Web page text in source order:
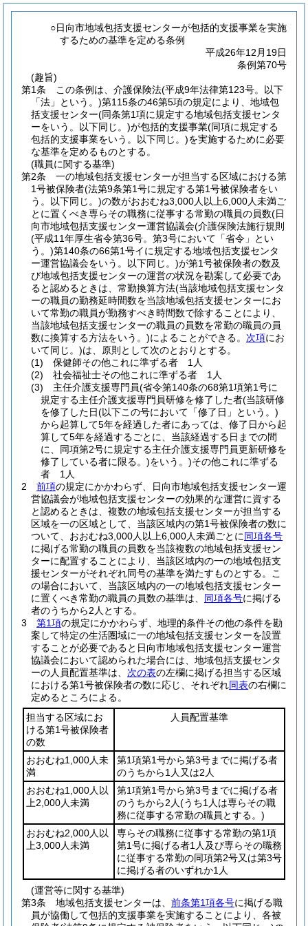
○日向市地域包括支援センターが包括的支援事業を実施
するための基準を定める条例
平成26年12月19日
条例第70号
(趣旨)
第1条
この条例は、介護保険法(平成9年法律第123号。以下
「法」という。)第115条の46第5項の規定により、地域包
括支援センター(同条第1項に規定する地域包括支援センタ
ーをいう。以下同じ。)が包括的支援事業(同項に規定する
包括的支援事業をいう。以下同じ。)を実施するために必要
な基準を定めるものとする。
(職員に関する基準)
第2条
一の地域包括支援センターが担当する区域における第
1号被保険者(法第9条第1号に規定する第1号被保険者をい
う。以下同じ。)の数がおおむね3,000人以上6,000人未満ご
とに置くべき専らその職務に従事する常勤の職員の員数(日
向市地域包括支援センター運営協議会(介護保険法施行規則
(平成11年厚生省令第36号。第3号において「省令」とい
う。)第140条の66第1号イに規定する地域包括支援センタ
ー運営協議会をいう。以下同じ。)が第1号被保険者の数及
び地域包括支援センターの運営の状況を勘案して必要であ
ると認めるときは、常勤換算方法(当該地域包括支援センタ
ーの職員の勤務延時間数を当該地域包括支援センターにお
いて常勤の職員が勤務すべき時間数で除することにより、
当該地域包括支援センターの職員の員数を常勤の職員の員
数に換算する方法をいう。)によることができる。 次項にお
いて同じ。)は、原則として次のとおりとする。
(1)
保健師その他これに準ずる者 1人
(2)
社会福祉士その他これに準ずる者 1人
(3)
主任介護支援専門員(省令第140条の68第1項第1号に
規定する主任介護支援専門員研修を修了した者(当該研修
を修了した日(以下この号において「修了日」という。)
から起算して5年を経過した者にあっては、修了日から起
算して5年を経過するごとに、当該経過する日までの間
に、同項第2号に規定する主任介護支援専門員更新研修を
修了している者に限る。)をいう。)その他これに準ずる
者 1人
2
前項の規定にかかわらず、日向市地域包括支援センター運
営協議会が地域包括支援センターの効果的な運営に資する
と認めるときは、複数の地域包括支援センターが担当する
区域を一の区域として、当該区域内の第1号被保険者の数に
ついて、おおむね3,000人以上6,000人未満ごとに同項各号
に掲げる常勤の職員の員数を当該複数の地域包括支援セン
ターに配置することにより、当該区域内の一の地域包括支
援センターがそれぞれ同号の基準を満たすものとする。
こ
の場合において、当該区域内の一の地域包括支援センター
に置くべき常勤の職員の員数の基準は、 同項各号に掲げる
者のうちから2人とする。
3
第1項の規定にかかわらず、地理的条件その他の条件を勘
案して特定の生活圏域に一の地域包括支援センターを設置
することが必要であると日向市地域包括支援センター運営
協議会において認められた場合には、地域包括支援センタ
ーの人員配置基準は、 次の表の左欄に掲げる担当する区域
における第1号被保険者の数に応じ、それぞれ同表の右欄に
定めるところによる。
担当する区域にお
ける第1号被保険者
の数
人員配置基準
おおむね1,000人未
満
第1項第1号から第3号までに掲げる者
のうちから1人又は2人
おおむね1,000人以
上2,000人未満
第1項第1号から第3号までに掲げる者
のうちから2人(うち1人は専らその職
務に従事する常勤の職員とする。)
おおむね2,000人以
上3,000人未満
専らその職務に従事する常勤の第1項
第1号に掲げる者1人及び専らその職務
に従事する常勤の同項第2号又は第3号
に掲げる者のいずれか1人
(運営等に関する基準)
第3条
地域包括支援センターは、 前条第1項各号に掲げる職
員が協働して包括的支援事業を実施することにより、各被